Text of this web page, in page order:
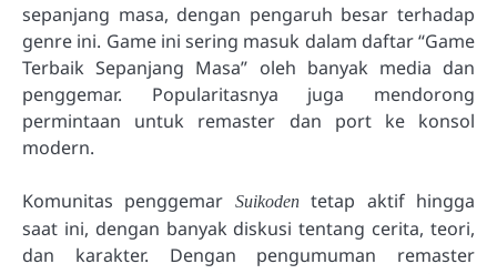
sepanjang masa, dengan pengaruh besar terhadap
genre ini. Game ini sering masuk dalam daftar “Game
Terbaik Sepanjang Masa” oleh banyak media dan
penggemar. Popularitasnya juga mendorong
permintaan untuk remaster dan port ke konsol
modern.
Komunitas penggemar Suikodentetap aktif hingga
saat ini, dengan banyak diskusi tentang cerita, teori,
dan karakter. Dengan pengumuman remaster